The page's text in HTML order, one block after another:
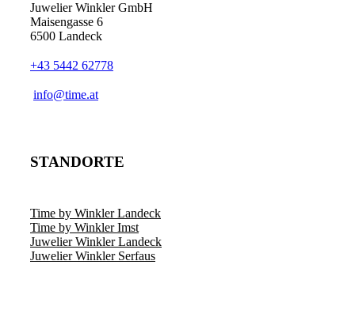
Juwelier Winkler GmbH
Maisengasse 6
6500 Landeck
+43 5442 62778
info@time.at
STANDORTE
Time by Winkler Landeck
Time by Winkler Imst
Juwelier Winkler Landeck
Juwelier Winkler Serfaus